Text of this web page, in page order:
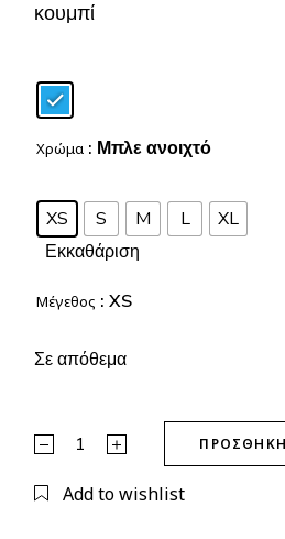
κουμπί
Χρώμα : Μπλε ανοιχτό
Μέγεθος : XS
XS S M L
XL
Εκκαθάριση
Σε απόθεμα
Jean Wide Leg quantity
Add to wishlist